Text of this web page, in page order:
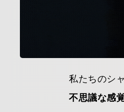
私たちのシ
不思議な感